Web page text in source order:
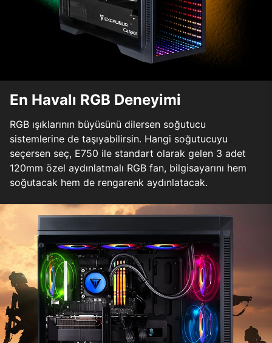
En Havalı RGB Deneyimi
RGB ışıklarının büyüsünü dilersen soğutucu
sistemlerine de taşıyabilirsin. Hangi soğutucuyu
seçersen seç, E750 ile standart olarak gelen 3 adet
120mm özel aydınlatmalı RGB fan, bilgisayarını hem
soğutacak hem de rengarenk aydınlatacak.